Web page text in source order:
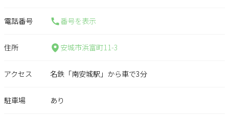
電話番号 番号を表示
住所 安城市浜富町11-3
アクセス 名鉄「南安城駅」から車で3分
駐車場 あり